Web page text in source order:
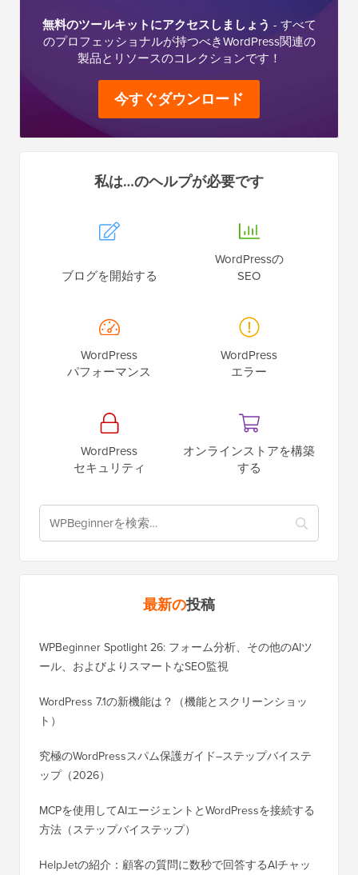
無料のツールキットにアクセスしましょう - すべて
のプロフェッショナルが持つべきWordPress関連の
製品とリソースのコレクションです！
今すぐダウンロード
私は…のヘルプが必要です
ブログを開始する
WordPressの
SEO
WordPress
パフォーマンス
WordPress
エラー
WordPress
セキュリティ
オンラインストアを構築
する
最新の投稿
WPBeginner Spotlight 26: フォーム分析、その他のAIツ
ール、およびよりスマートなSEO監視
WordPress 7.1の新機能は？（機能とスクリーンショッ
ト）
究極のWordPressスパム保護ガイド–ステップバイステ
ップ（2026）
MCPを使用してAIエージェントとWordPressを接続する
方法（ステップバイステップ）
HelpJetの紹介：顧客の質問に数秒で回答するAIチャッ